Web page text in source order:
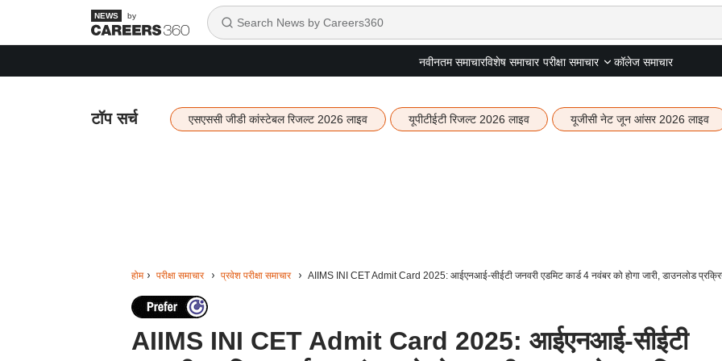
by
नवीनतम समाचारविशेष समाचार परीक्षा समाचार कॉलेज समाचार
टॉप सर्च एसएससी जीडी कांस्टेबल रिजल्ट 2026 लाइव यूपीटीईटी रिजल्ट 2026 लाइव यूजीसी नेट जून आंसर 2026 लाइव
होम परीक्षा समाचार प्रवेश परीक्षा समाचार AIIMS INI CET Admit Card 2025: आईएनआई-सीईटी जनवरी एडमिट कार्ड 4 नवंबर को होगा जारी, डाउनलोड
AIIMS INI CET Admit Card 2025: आईएनआई-सीईटी